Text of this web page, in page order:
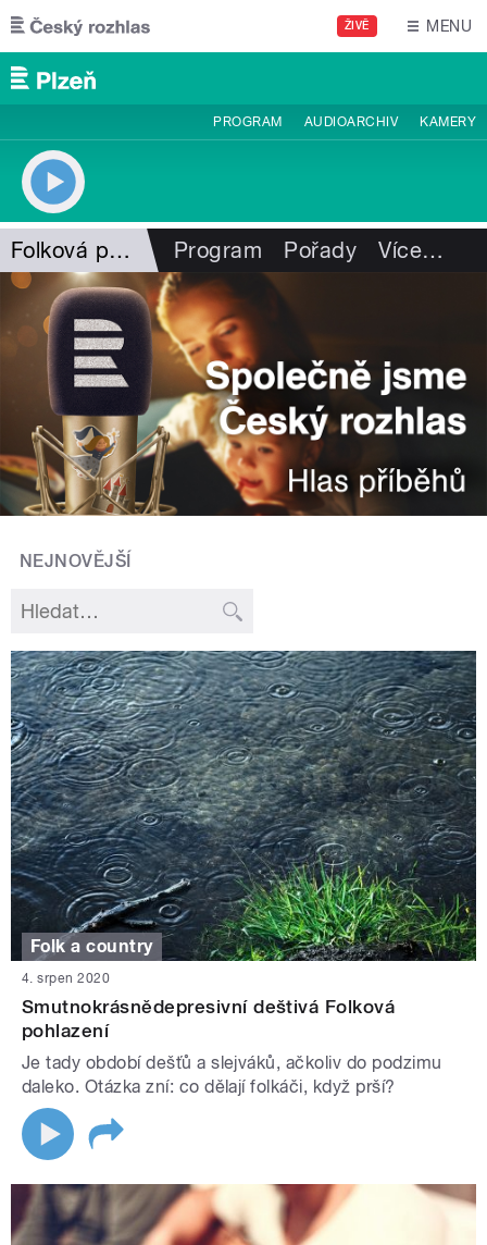
Přejít k hlavnímu obsahu
ŽIVĚ MENU
PROGRAM AUDIOARCHIV KAMERY
Folková pohlazení Program Pořady Více…
NEJNOVĚJŠÍ
Folk a country
4. srpen 2020
Smutnokrásnědepresivní deštivá Folková
pohlazení
Je tady období dešťů a slejváků, ačkoliv do podzimu
daleko. Otázka zní: co dělají folkáči, když prší?